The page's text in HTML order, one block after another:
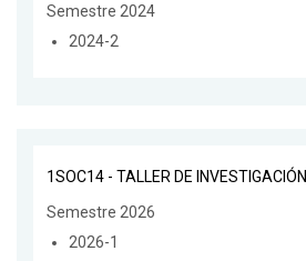
Semestre 2024
2024-2
1SOC14 - TALLER DE INVESTIGACIÓN
Semestre 2026
2026-1